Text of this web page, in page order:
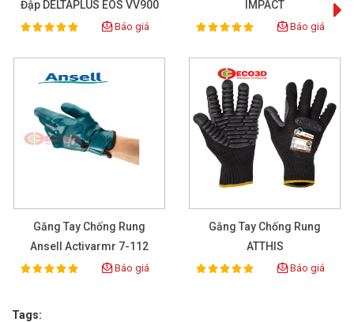
Trong quá trình sử dụng, tránh tiếp xúc với vật sắc nhọn
Không nên phơi trực tiếp dưới ánh nắng gắt hoặc gần
nguồn nhiệt cao để đảm bảo độ bền của sản phẩm.
>>> Xem thêm Găng tay chống rung bán chạy tại
Đập DELTAPLUS EOS VV900
Rating:
100% Báo giá
IMPACT
Rating:
100% Báo giá
Găng Tay Chống Rung
Ansell Activarmr 7-112
Rating:
100% Báo giá
Găng Tay Chống Rung
ATTHIS
Rating:
100% Báo giá
Tags: